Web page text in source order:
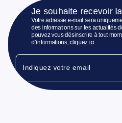
Je souhaite recevoir
Votre adresse e-mail sera
des informations sur les actualités
pouvez vous désinscrire à tout
d’informations,cliquez ici
Indiquez votre email